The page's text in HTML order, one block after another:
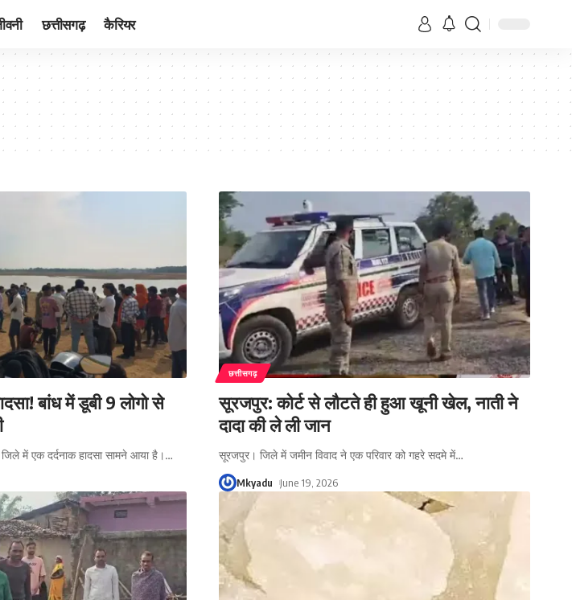
छत्तीसगढ़ कैरियर
बांध में डूबी 9 लोगो से
में एक दर्दनाक हादसा सामने आया है। …
छत्तीसगढ़
सूरजपुर: कोर्ट से लौटते ही हुआ खूनी खेल, नाती ने
दादा की ले ली जान
सूरजपुर। जिले में जमीन विवाद ने एक परिवार को गहरे सदमे में…
Mkyadu June 19, 2026